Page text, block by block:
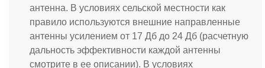
антенна. В условиях сельской местности как
правило используются внешние направленные
антенны усилением от 17 Дб до 24 Дб (расчетную
дальность эффективности каждой антенны
смотрите в ее описании). В условиях